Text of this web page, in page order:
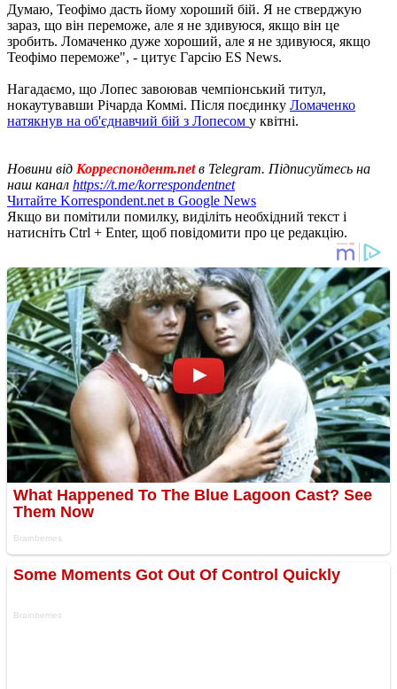
Думаю, Теофімо дасть йому хороший бій. Я не стверджую
зараз, що він переможе, але я не здивуюся, якщо він це
зробить. Ломаченко дуже хороший, але я не здивуюся, якщо
Теофімо переможе", - цитує Гарсію ES News.
Нагадаємо, що Лопес завоював чемпіонський титул,
нокаутувавши Річарда Коммі. Після поєдинку Ломаченко
натякнув на об'єднавчий бій з Лопесом у квітні.
Новини від Корреспондент.netв Telegram. Підписуйтесь на
наш канал https://t.me/korrespondentnet
Читайте Korrespondent.net в Google News
Якщо ви помітили помилку, виділіть необхідний текст і
натисніть Ctrl + Enter, щоб повідомити про це редакцію.